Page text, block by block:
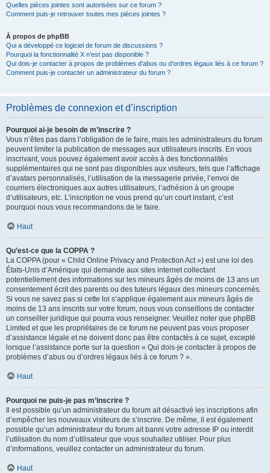
Quelles pièces jointes sont autorisées sur ce forum ?
Comment puis-je retrouver toutes mes pièces jointes ?
À propos de phpBB
Qui a développé ce logiciel de forum de discussions ?
Pourquoi la fonctionnalité X n’est pas disponible ?
Qui dois-je contacter à propos de problèmes d’abus ou d’ordres légaux liés à ce forum ?
Comment puis-je contacter un administrateur du forum ?
Problèmes de connexion et d’inscription
Pourquoi ai-je besoin de m’inscrire ?
Vous n’êtes pas dans l’obligation de le faire, mais les administrateurs du forum
peuvent limiter la publication de messages aux utilisateurs inscrits. En vous
inscrivant, vous pouvez également avoir accès à des fonctionnalités
supplémentaires qui ne sont pas disponibles aux visiteurs, tels que l’affichage
d’avatars personnalisés, l’utilisation de la messagerie privée, l’envoi de
courriers électroniques aux autres utilisateurs, l’adhésion à un groupe
d’utilisateurs, etc. L’inscription ne vous prend qu’un court instant, c’est
pourquoi nous vous recommandons de le faire.
Haut
Qu’est-ce que la COPPA ?
La COPPA (pour « Child Online Privacy and Protection Act ») est une loi des
États-Unis d’Amérique qui demande aux sites internet collectant
potentiellement des informations sur les mineurs âgés de moins de 13 ans un
consentement écrit des parents ou des tuteurs légaux des mineurs concernés.
Si vous ne savez pas si cette loi s’applique également aux mineurs âgés de
moins de 13 ans inscrits sur votre forum, nous vous conseillons de contacter
un conseiller juridique qui pourra vous renseigner. Veuillez noter que phpBB
Limited et que les propriétaires de ce forum ne peuvent pas vous proposer
d’assistance légale et ne doivent donc pas être contactés à ce sujet, excepté
lorsque l’assistance porte sur la question « Qui dois-je contacter à propos de
problèmes d’abus ou d’ordres légaux liés à ce forum ? ».
Haut
Pourquoi ne puis-je pas m’inscrire ?
Il est possible qu’un administrateur du forum ait désactivé les inscriptions afin
d’empêcher les nouveaux visiteurs de s’inscrire. De même, il est également
possible qu’un administrateur du forum ait banni votre adresse IP ou interdit
l’utilisation du nom d’utilisateur que vous souhaitez utiliser. Pour plus
d’informations, veuillez contacter un administrateur du forum.
Haut